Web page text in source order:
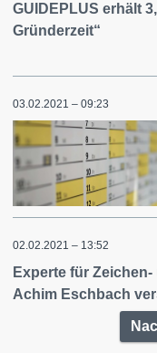
GUIDEPLUS erhält
Gründerzeit“
03.02.2021 – 09:23
02.02.2021 – 13:52
Experte für
Achim Eschbach